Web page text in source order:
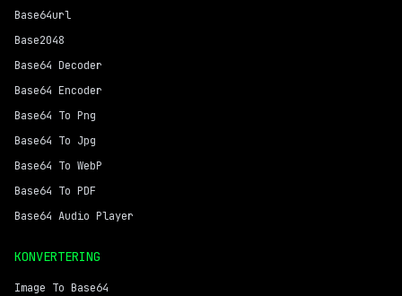
Base64url
Base2048
Base64 Decoder
Base64 Encoder
Base64 To Png
Base64 To Jpg
Base64 To WebP
Base64 To PDF
Base64 Audio Player
KONVERTERING
Image To Base64